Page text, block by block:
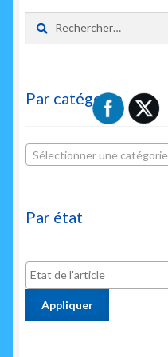
Rechercher :
Par catégorie
Sélectionner une catégorie
Par état
Appliquer